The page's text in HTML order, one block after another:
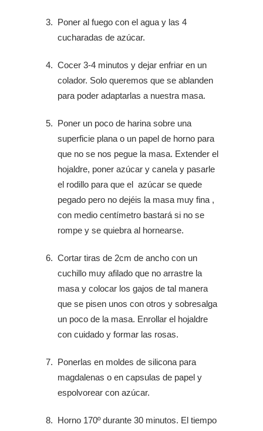
Poner al fuego con el agua y las 4
cucharadas de azúcar.
Cocer 3-4 minutos y dejar enfriar en un
colador. Solo queremos que se ablanden
para poder adaptarlas a nuestra masa.
Poner un poco de harina sobre una
superficie plana o un papel de horno para
que no se nos pegue la masa. Extender el
hojaldre, poner azúcar y canela y pasarle
el rodillo para que el azúcar se quede
pegado pero no dejéis la masa muy fina ,
con medio centímetro bastará si no se
rompe y se quiebra al hornearse.
Cortar tiras de 2cm de ancho con un
cuchillo muy afilado que no arrastre la
masa y colocar los gajos de tal manera
que se pisen unos con otros y sobresalga
un poco de la masa. Enrollar el hojaldre
con cuidado y formar las rosas.
Ponerlas en moldes de silicona para
magdalenas o en capsulas de papel y
espolvorear con azúcar.
Horno 170º durante 30 minutos. El tiempo